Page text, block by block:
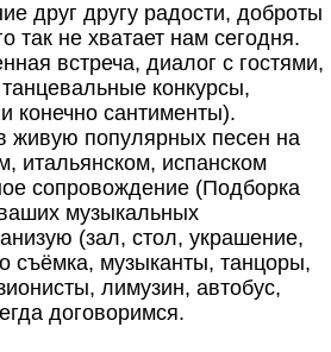
друг другу радости, доброты
так не хватает нам сегодня.
встреча, диалог с гостями,
конкурсы,
конечно сантименты).
живую популярных песен на
итальянском, испанском
сопровождение (Подборка
музыкальных
(зал, стол, украшение,
съёмка, музыканты, танцоры,
лимузин, автобус,
договоримся.